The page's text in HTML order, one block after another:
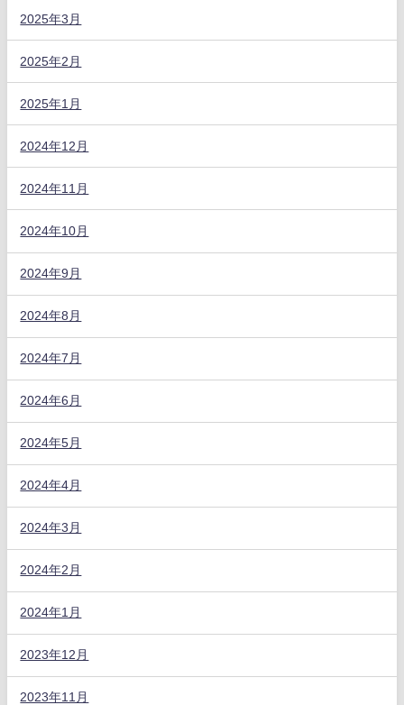
2025年3月
2025年2月
2025年1月
2024年12月
2024年11月
2024年10月
2024年9月
2024年8月
2024年7月
2024年6月
2024年5月
2024年4月
2024年3月
2024年2月
2024年1月
2023年12月
2023年11月